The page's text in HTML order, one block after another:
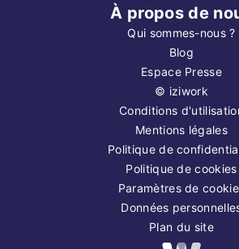
À propos de
Qui sommes-nous ?
Blog
Espace Presse
© iziwork
Conditions
Mentions légales
Politique de
Politique de cookies
Paramètres de
Données
Plan du site